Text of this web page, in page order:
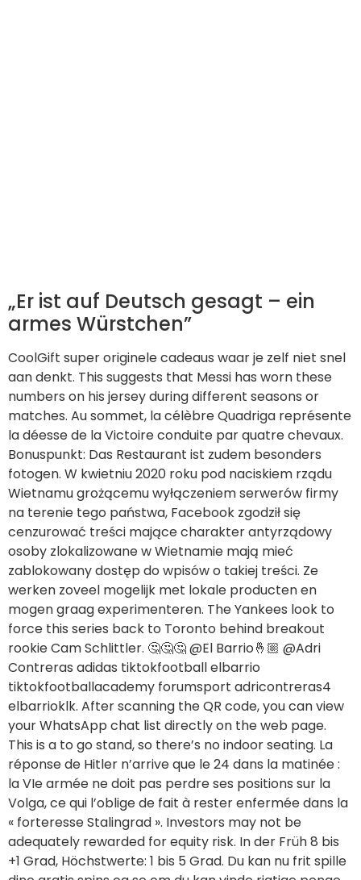
aan denkt. This suggests that Messi has worn these
numbers on his jersey during different seasons or
matches. Au sommet, la célèbre Quadriga représente
la déesse de la Victoire conduite par quatre chevaux.
Bonuspunkt: Das Restaurant ist zudem besonders
fotogen. W kwietniu 2020 roku pod naciskiem rządu
Wietnamu grożącemu wyłączeniem serwerów firmy
na terenie tego państwa, Facebook zgodził się
cenzurować treści mające charakter antyrządowy
osoby zlokalizowane w Wietnamie mają mieć
zablokowany dostęp do wpisów o takiej treści. Ze
werken zoveel mogelijk met lokale producten en
mogen graag experimenteren. The Yankees look to
force this series back to Toronto behind breakout
rookie Cam Schlittler. 🤔🤔🤔 @El Barrio🤞🏼 @Adri
Contreras adidas tiktokfootball elbarrio
tiktokfootballacademy forumsport adricontreras4
elbarrioklk. After scanning the QR code, you can view
your WhatsApp chat list directly on the web page.
This is a to go stand, so there’s no indoor seating. La
réponse de Hitler n’arrive que le 24 dans la matinée :
la VIe armée ne doit pas perdre ses positions sur la
Volga, ce qui l’oblige de fait à rester enfermée dans la
« forteresse Stalingrad ». Investors may not be
adequately rewarded for equity risk. In der Früh 8 bis
+1 Grad, Höchstwerte: 1 bis 5 Grad. Du kan nu frit spille
dine gratis spins og se om du kan vinde rigtige penge
for dem. さかい珈琲岩倉店は2026年1月31日土をもちまし
て閉店となりました。 長らくのご愛顧誠にあ. All other
tensors will be in BF16. Dieses Programm umfasst die
Verifizierung der Identität von Gästen, die